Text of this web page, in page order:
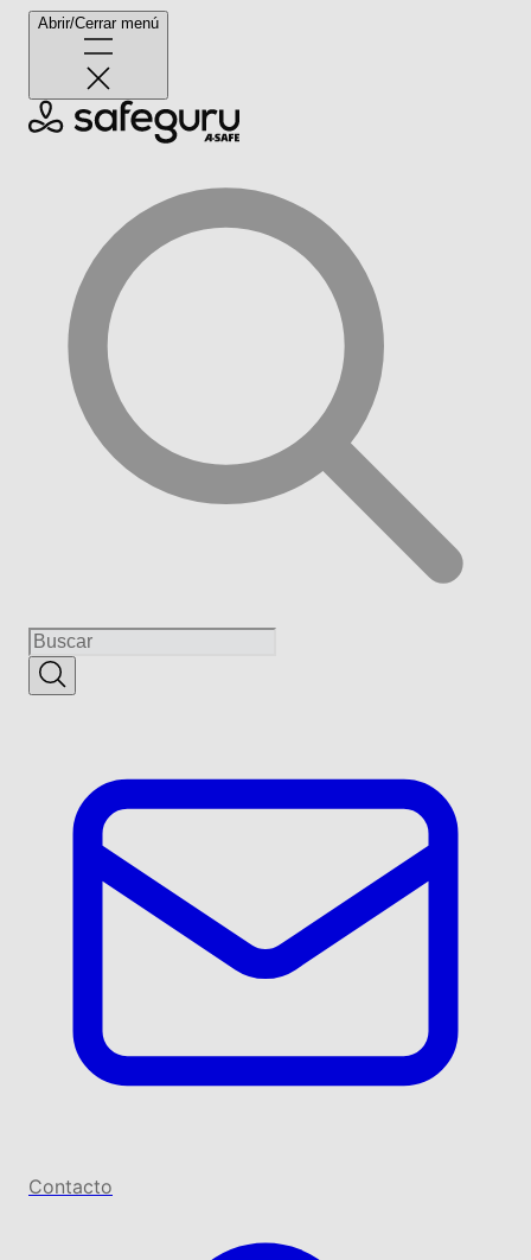
Abrir/Cerrar menú
Contacto